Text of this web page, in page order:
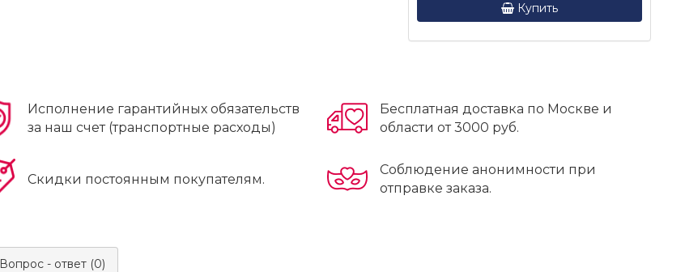
Купить
Исполнение гарантийных обязательств
за наш счет (транспортные расходы)
Бесплатная доставка по Москве и
области от 3000 руб.
Скидки постоянным покупателям.
Соблюдение анонимности при
отправке заказа.
Вопрос - ответ (0)